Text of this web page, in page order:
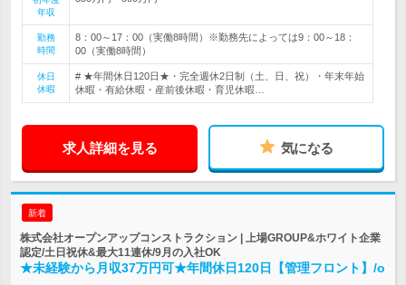
年収
勤務
時間
8：00～17：00（実働8時間）※勤務先によっては9：00～18：
00（実働8時間）
休日
休暇
# ★年間休日120日★・完全週休2日制（土、日、祝）・年末年始
休暇・有給休暇・産前後休暇・育児休暇…
求人詳細を見る 気になる
新着
株式会社オープンアップコンストラクション | 上場GROUP&ホワイト企業
認定/土日祝休&最大11連休/9月の入社OK
★未経験から月収37万円可★年間休日120日【管理フロント】/o